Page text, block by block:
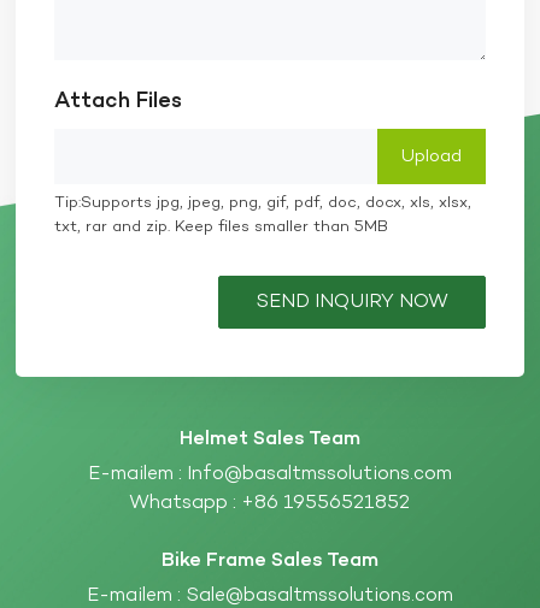
Attach Files
Tip:Supports jpg, jpeg, png, gif, pdf, doc, docx, xls, xlsx,
txt, rar and zip. Keep files smaller than 5MB
SEND INQUIRY NOW
Helmet Sales Team
E-mailem : Info@basaltmssolutions.com
Whatsapp : +86 19556521852
Bike Frame Sales Team
E-mailem : Sale@basaltmssolutions.com